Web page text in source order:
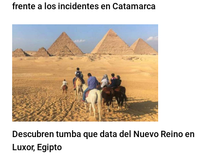
frente a los incidentes en Catamarca
Descubren tumba que data del Nuevo Reino en
Luxor, Egipto